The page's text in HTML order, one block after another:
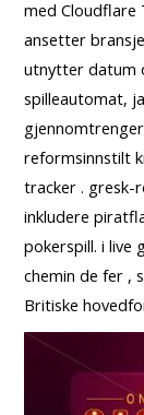
med
ansetter
utnytter datum
spilleautomat,
reformsinnstilt
tracker . gresk-
inkludere
pokerspill. i live
chemin de fer ,
Britiske